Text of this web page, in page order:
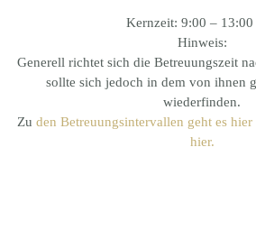
Kernzeit: 9:00 –
Hinweis:
Generell richtet sich die Betreuungszeit
sollte sich jedoch in dem von ihnen
wiederfinden.
Zu den Betreuungsintervallen geht es hier
hier.